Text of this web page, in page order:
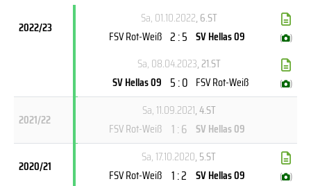
2022/23
Sa, 01.10.2022, 6.ST
FSV Rot-Weiß 2 : 5 SV Hellas 09 ( )
Sa, 08.04.2023, 21.ST
SV Hellas 09 5 : 0 FSV Rot-Weiß ( )
2021/22
Sa, 11.09.2021, 4.ST
FSV Rot-Weiß 1 : 6 SV Hellas 09
2020/21
Sa, 17.10.2020, 5.ST
FSV Rot-Weiß 1 : 2 SV Hellas 09 ( )